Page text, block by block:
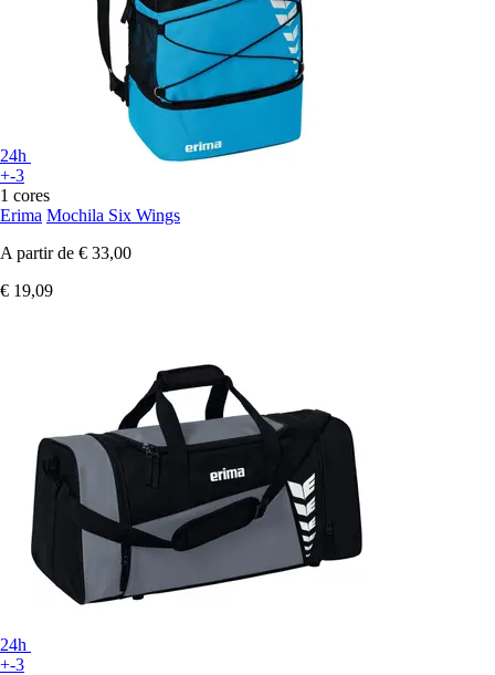
24h
+-3
1 cores
Erima Mochila Six Wings
A partir de € 33,00
€ 19,09
24h
+-3